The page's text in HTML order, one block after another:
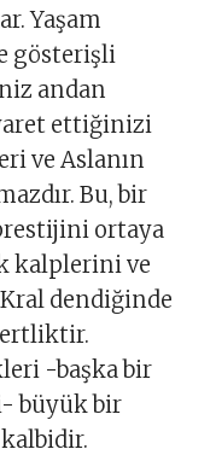
Yaşam
gösterişli
andan
ettiğinizi
ve Aslanın
Bu, bir
ortaya
kalplerini ve
dendiğinde
-başka bir
büyük bir